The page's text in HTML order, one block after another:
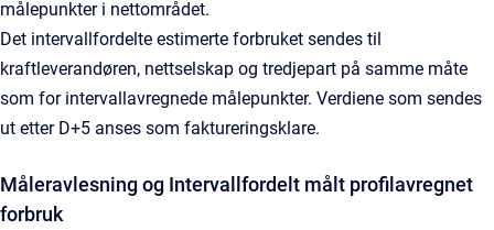
målepunkter i nettområdet.
Det intervallfordelte estimerte forbruket sendes til
kraftleverandøren, nettselskap og tredjepart på samme måte
som for intervallavregnede målepunkter. Verdiene som sendes
ut etter D+5 anses som faktureringsklare.
Måleravlesning og Intervallfordelt målt profilavregnet
forbruk